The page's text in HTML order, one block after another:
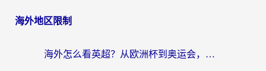
海外地区限制
海外怎么看英超？从欧洲杯到奥运会，一份让你不卡壳的中文解说观看指南